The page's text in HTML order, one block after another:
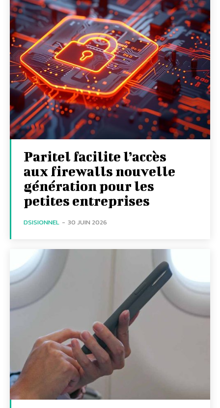
Paritel facilite l’accès
aux firewalls nouvelle
génération pour les
petites entreprises
DSISIONNEL - 30 JUIN 2026